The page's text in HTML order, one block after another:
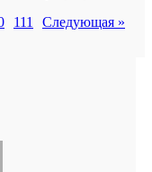
111 Следующая »